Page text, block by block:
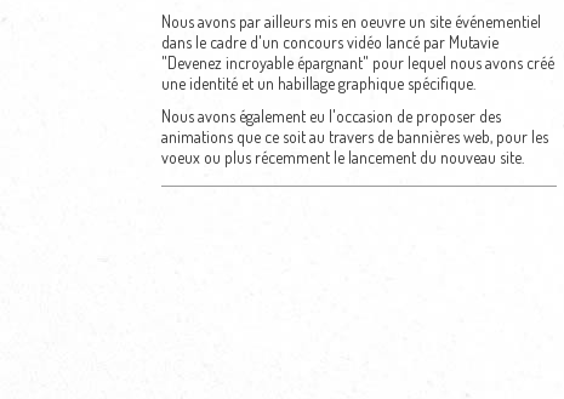
Nous avons par ailleurs mis en oeuvre un site événementiel
dans le cadre d'un concours vidéo lancé par Mutavie
"Devenez incroyable épargnant" pour lequel nous avons créé
une identité et un habillage graphique spécifique.
Nous avons également eu l'occasion de proposer des
animations que ce soit au travers de bannières web, pour les
voeux ou plus récemment le lancement du nouveau site.